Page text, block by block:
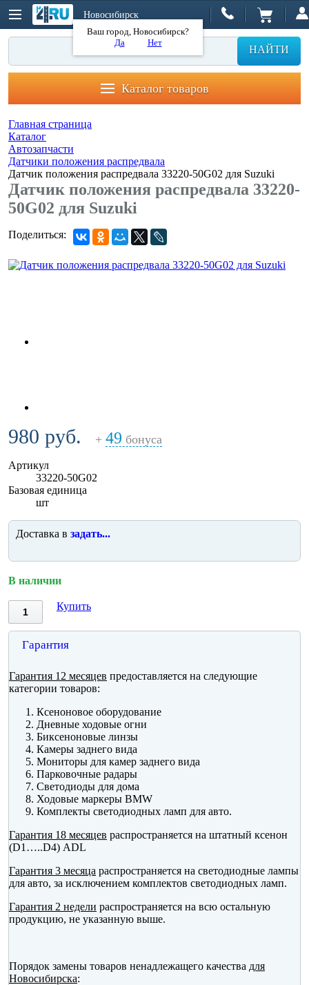
Новосибирск
Ваш город, Новосибирск?
Да
Нет
НАЙТИ
Каталог товаров
Главная страница
Каталог
Автозапчасти
Датчики положения распредвала
Датчик положения распредвала 33220-50G02 для Suzuki
Датчик положения распредвала 33220-
50G02 для Suzuki
Поделиться:
980 руб. + 49 бонуса
Артикул
33220-50G02
Базовая единица
шт
Доставка в задать...
В наличии
Купить
Гарантия
Гарантия 12 месяцев предоставляется на следующие
категории товаров:
Ксеноновое оборудование
Дневные ходовые огни
Биксеноновые линзы
Камеры заднего вида
Мониторы для камер заднего вида
Парковочные радары
Светодиоды для дома
Ходовые маркеры BMW
Комплекты светодиодных ламп для авто.
Гарантия 18 месяцев распространяется на штатный ксенон
(D1…..D4) ADL
Гарантия 3 месяца распространяется на светодиодные лампы
для авто, за исключением комплектов светодиодных ламп.
Гарантия 2 недели распространяется на всю остальную
продукцию, не указанную выше.
Порядок замены товаров ненадлежащего качества для
Новосибирска: